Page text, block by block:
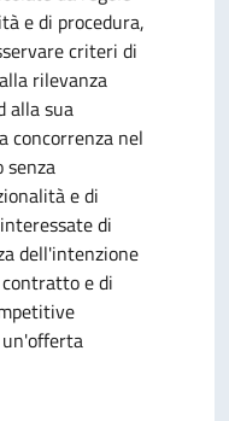
e di procedura,
criteri di
rilevanza
alla sua
concorrenza nel
senza
e di
di
dell'intenzione
e di